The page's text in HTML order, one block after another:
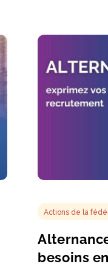
Actions de la
besoins